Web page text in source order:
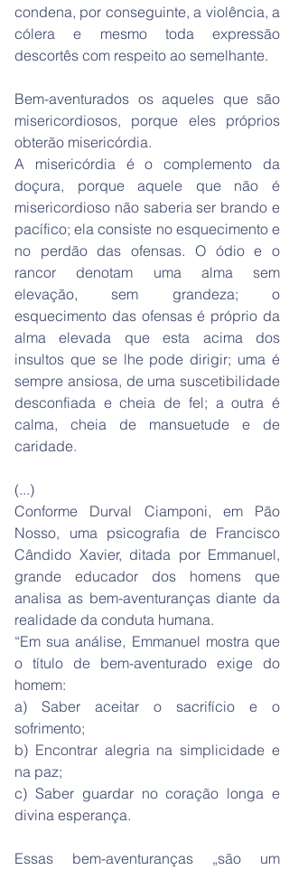
condena, por conseguinte, a violência, a
cólera e mesmo toda expressão
descortês com respeito ao semelhante.
Bem-aventurados os aqueles que são
misericordiosos, porque eles próprios
obterão misericórdia.
A misericórdia é o complemento da
doçura, porque aquele que não é
misericordioso não saberia ser brando e
pacífico; ela consiste no esquecimento e
no perdão das ofensas. O ódio e o
rancor denotam uma alma sem
elevação, sem grandeza; o
esquecimento das ofensas é próprio da
alma elevada que esta acima dos
insultos que se lhe pode dirigir; uma é
sempre ansiosa, de uma suscetibilidade
desconfiada e cheia de fel; a outra é
calma, cheia de mansuetude e de
caridade.
(...)
Conforme Durval Ciamponi, em Pão
Nosso, uma psicografia de Francisco
Cândido Xavier, ditada por Emmanuel,
grande educador dos homens que
analisa as bem-aventuranças diante da
realidade da conduta humana.
“Em sua análise, Emmanuel mostra que
o título de bem-aventurado exige do
homem:
a) Saber aceitar o sacrifício e o
sofrimento;
b) Encontrar alegria na simplicidade e
na paz;
c) Saber guardar no coração longa e
divina esperança.
Essas bem-aventuranças „são um